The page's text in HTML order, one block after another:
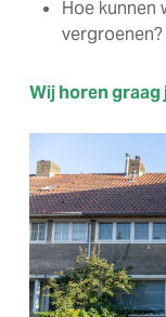
Hoe kunnen
vergroenen?
Wij horen graag